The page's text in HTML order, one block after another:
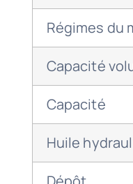
Régimes du
Capacité
Capacité
Huile